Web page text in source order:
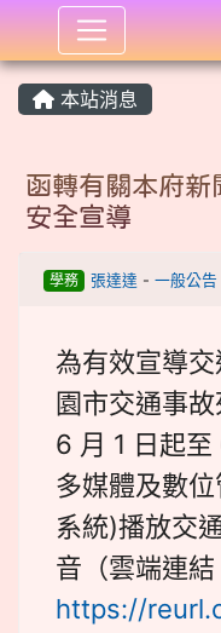
:::
本站消息
函轉有關本府
安全宣導
學務 張達達 - 一般公告
為有效宣導
園市交通事
6 月 1 日起
多媒體及數
系統)播放交
音（雲端連結
https://